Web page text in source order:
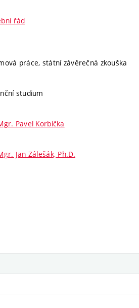
řád
práce, státní závěrečná zkouška
studium
Pavel Korbička
Jan Zálešák, Ph.D.